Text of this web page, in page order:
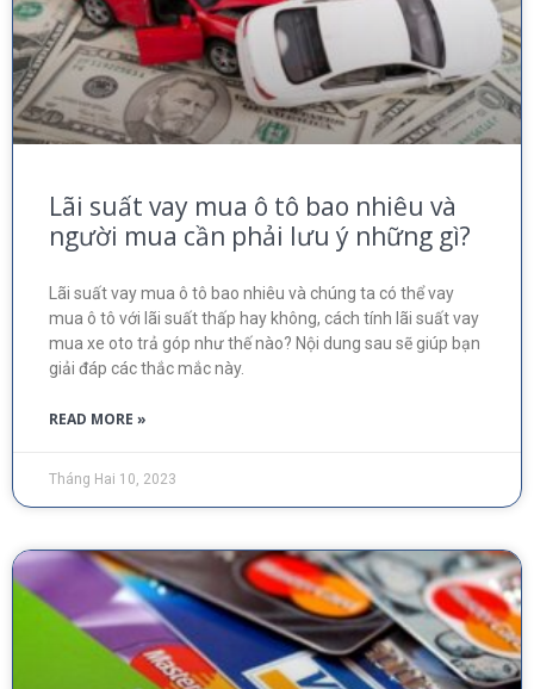
Lãi suất vay mua ô tô bao nhiêu và
người mua cần phải lưu ý những gì?
Lãi suất vay mua ô tô bao nhiêu và chúng ta có thể vay
mua ô tô với lãi suất thấp hay không, cách tính lãi suất vay
mua xe oto trả góp như thế nào? Nội dung sau sẽ giúp bạn
giải đáp các thắc mắc này.
READ MORE »
Tháng Hai 10, 2023